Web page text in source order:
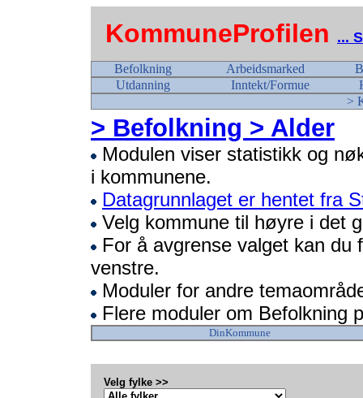
KommuneProfilen ...
Befolkning Arbeidsmarked
Utdanning
Inntekt/Formue
>
> Befolkning > Alder
Modulen viser statistikk og
i kommunene.
Datagrunnlaget er hentet fra
Velg kommune til høyre i det
For å avgrense valget kan
venstre.
Moduler for andre
Flere moduler om Befolkning
DinKommune
Velg fylke >>